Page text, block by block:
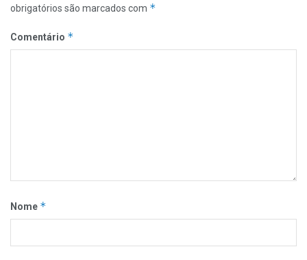
obrigatórios são marcados com *
Comentário *
Nome *